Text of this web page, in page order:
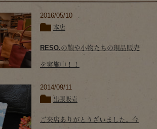
2016/05/10
本店
RESO.の鞄や小物たちの現品販売
を実施中！！
2014/09/11
出張販売
ご来店ありがとうざいました。今